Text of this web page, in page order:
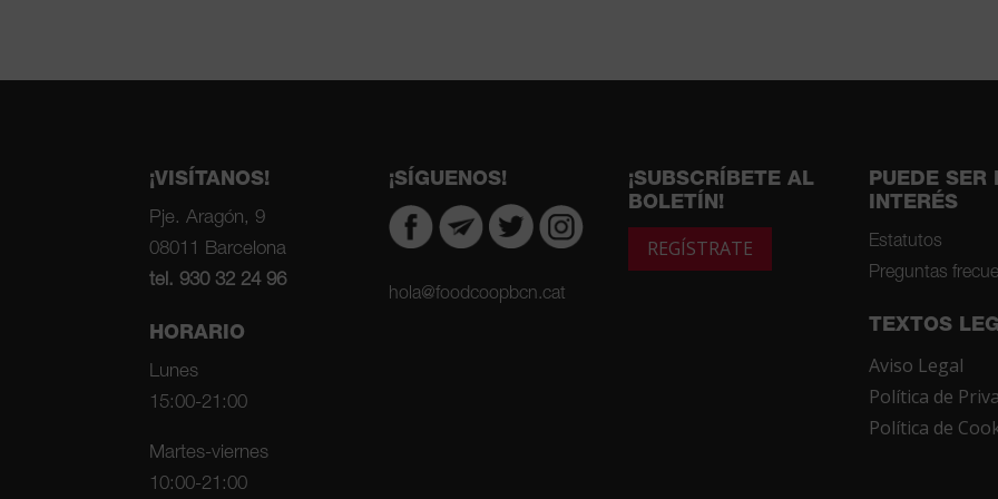
¡VISÍTANOS!
Pje. Aragón, 9
08011 Barcelona
tel. 930 32 24 96
HORARIO
Lunes
15:00-21:00
Martes-viernes
10:00-21:00
¡SÍGUENOS!
hola@foodcoopbcn.cat
¡SUBSCRÍBETE AL
BOLETÍN!
REGÍSTRATE
PUEDE SER
INTERÉS
Estatutos
Preguntas
TEXTOS
Aviso Legal
Política de
Política de